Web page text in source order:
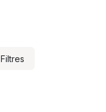
Filtres